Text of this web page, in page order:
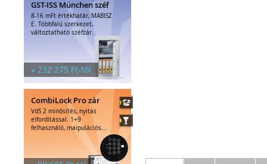
GST-ISS München széf
8-16 mFt értékhatár, MABISZ
E. Többfalú szerkezet,
változtatható széfzár.
» 232 275 Ft-tól
CombiLock Pro zár
VdS 2 minősítés, nyitás
elfordítással. 1+9
felhasználó, maipulációs...